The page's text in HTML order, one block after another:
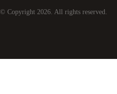
© Copyright 2026 . All rights reserved.